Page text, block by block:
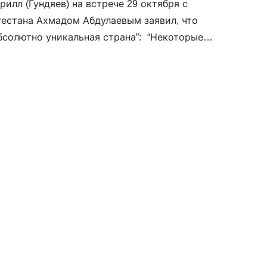
(Гундяев) на встрече 29 октября с
Ахмадом Абдулаевым заявил, что
уникальная страна”: “Некоторые
кичатся своей толерантностью,
но что происходит на самом деле? Конечно,
там нет, но общий культурный климат в
поддерживаемая государством система